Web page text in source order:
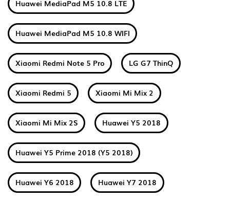
Huawei MediaPad M5 10.8 LTE
Huawei MediaPad M5 10.8 WIFI
Xiaomi Redmi Note 5 Pro LG G7 ThinQ
Xiaomi Redmi 5 Xiaomi Mi Mix 2
Xiaomi Mi Mix 2S Huawei Y5 2018
Huawei Y5 Prime 2018 (Y5 2018)
Huawei Y6 2018 Huawei Y7 2018